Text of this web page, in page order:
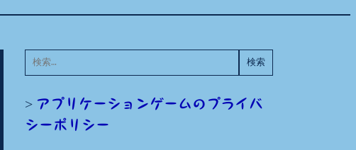
検
索:
アプリケーションゲームのプライバ
シーポリシー